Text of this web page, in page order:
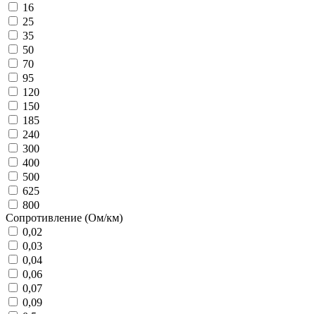
16
25
35
50
70
95
120
150
185
240
300
400
500
625
800
Сопротивление (Ом/км)
0,02
0,03
0,04
0,06
0,07
0,09